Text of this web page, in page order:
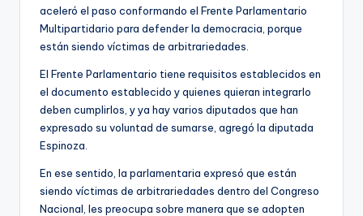
aceleró el paso conformando el Frente Parlamentario
Multipartidario para defender la democracia, porque
están siendo víctimas de arbitrariedades.
El Frente Parlamentario tiene requisitos establecidos en
el documento establecido y quienes quieran integrarlo
deben cumplirlos, y ya hay varios diputados que han
expresado su voluntad de sumarse, agregó la diputada
Espinoza.
En ese sentido, la parlamentaria expresó que están
siendo víctimas de arbitrariedades dentro del Congreso
Nacional, les preocupa sobre manera que se adopten